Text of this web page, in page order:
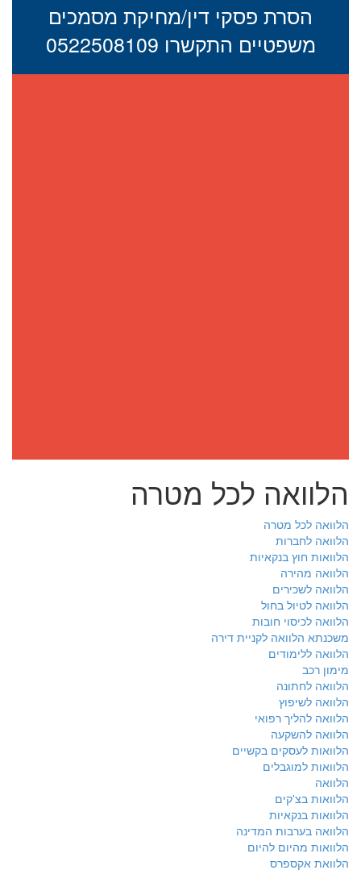
הסרת פסקי דין/מחיקת מסמכים
משפטיים התקשרו 0522508109
הלוואה לכל מטרה
הלוואה לכל מטרה
הלוואה לחברות
הלוואות חוץ בנקאיות
הלוואה מהירה
הלוואה לשכירים
הלוואה לטיול בחול
הלוואה לכיסוי חובות
משכנתא הלוואה לקניית דירה
הלוואה ללימודים
מימון רכב
הלוואה לחתונה
הלוואה לשיפוץ
הלוואה להליך רפואי
הלוואה להשקעה
הלוואות לעסקים בקשיים
הלוואות למוגבלים
הלוואה
הלוואות בצ'קים
הלוואות בנקאיות
הלוואה בערבות המדינה
הלוואות מהיום להיום
הלוואת אקספרס